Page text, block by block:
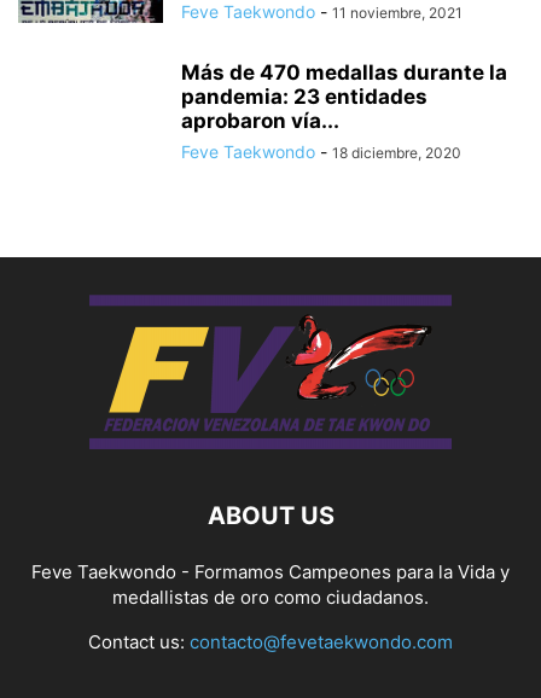
Feve Taekwondo - 11 noviembre, 2021
Más de 470 medallas durante la
pandemia: 23 entidades
aprobaron vía...
Feve Taekwondo - 18 diciembre, 2020
ABOUT US
Feve Taekwondo - Formamos Campeones para la Vida y
medallistas de oro como ciudadanos.
Contact us: contacto@fevetaekwondo.com